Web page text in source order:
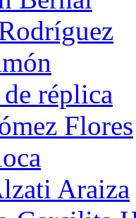
réplica
Flores
Araiza